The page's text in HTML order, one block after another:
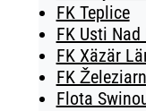
FK Teplice
FK Usti Nad
FK Xäzär
FK
Flota